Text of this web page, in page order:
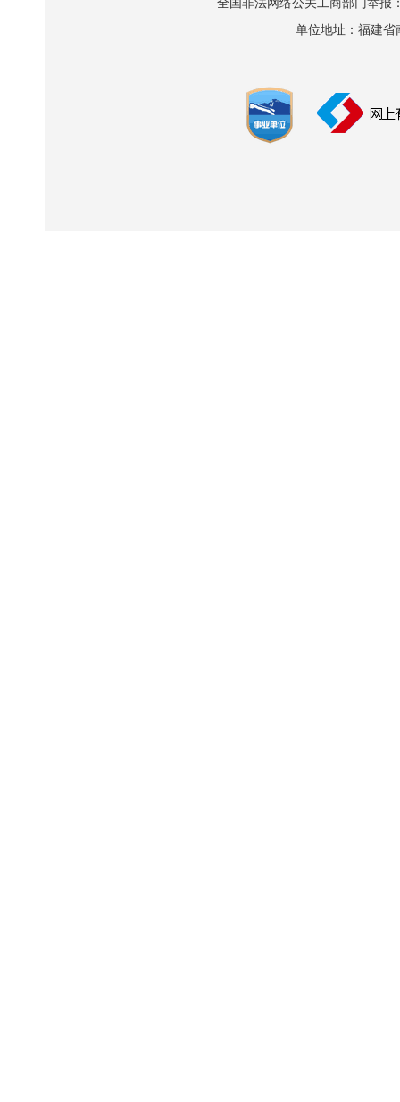
全国非法网络公关工商部门举报
单位地址：福建省